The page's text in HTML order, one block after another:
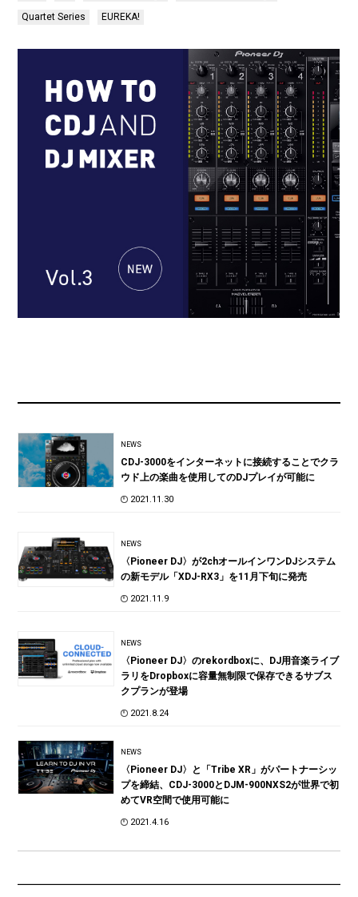
Quartet Series EUREKA!
NEWS
CDJ-3000をインターネットに接続することでクラ
ウド上の楽曲を使用してのDJプレイが可能に
2021.11.30
NEWS
〈Pioneer DJ〉が2chオールインワンDJシステム
の新モデル「XDJ-RX3」を11月下旬に発売
2021.11.9
NEWS
〈Pioneer DJ〉のrekordboxに、DJ用音楽ライブ
ラリをDropboxに容量無制限で保存できるサブス
クプランが登場
2021.8.24
NEWS
〈Pioneer DJ〉と「Tribe XR」がパートナーシッ
プを締結、CDJ-3000とDJM-900NXS2が世界で初
めてVR空間で使用可能に
2021.4.16